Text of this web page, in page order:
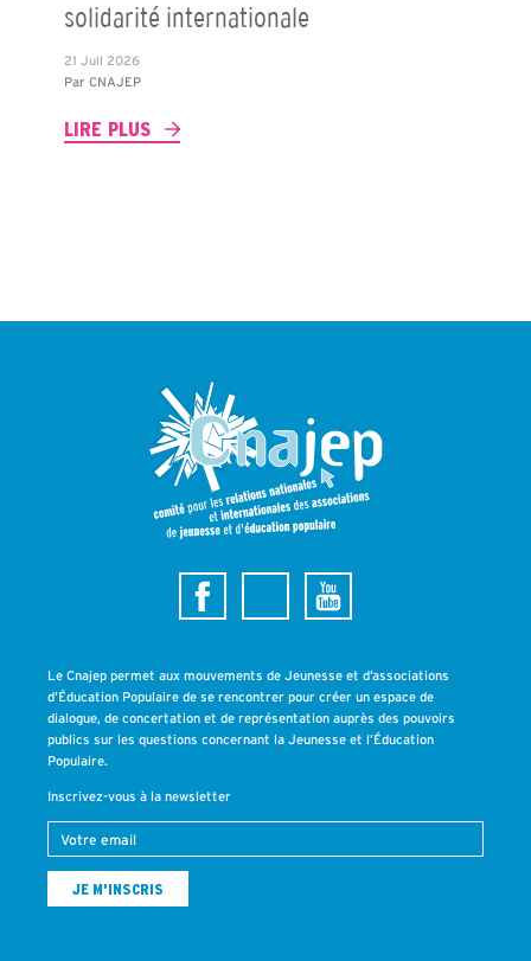
solidarité internationale
21 Juil 2026
Par CNAJEP
LIRE PLUS
Le Cnajep permet aux mouvements de Jeunesse et d’associations
d’Éducation Populaire de se rencontrer pour créer un espace de
dialogue, de concertation et de représentation auprès des pouvoirs
publics sur les questions concernant la Jeunesse et l’Éducation
Populaire.
Inscrivez-vous à la newsletter